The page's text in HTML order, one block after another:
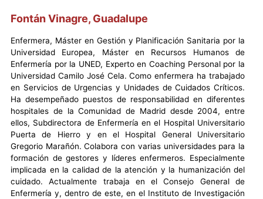
Fontán Vinagre, Guadalupe
Enfermera, Máster en Gestión y Planificación Sanitaria por la
Universidad Europea, Máster en Recursos Humanos de
Enfermería por la UNED, Experto en Coaching Personal por la
Universidad Camilo José Cela. Como enfermera ha trabajado
en Servicios de Urgencias y Unidades de Cuidados Críticos.
Ha desempeñado puestos de responsabilidad en diferentes
hospitales de la Comunidad de Madrid desde 2004, entre
ellos, Subdirectora de Enfermería en el Hospital Universitario
Puerta de Hierro y en el Hospital General Universitario
Gregorio Marañón. Colabora con varias universidades para la
formación de gestores y líderes enfermeros. Especialmente
implicada en la calidad de la atención y la humanización del
cuidado. Actualmente trabaja en el Consejo General de
Enfermería y, dentro de este, en el Instituto de Investigación